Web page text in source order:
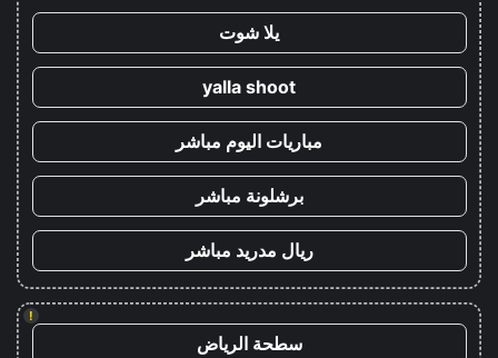
يلا شوت
yalla shoot
مباريات اليوم مباشر
برشلونة مباشر
ريال مدريد مباشر
!
سطحة الرياض